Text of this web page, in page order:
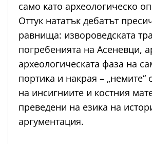
само като археологическо
Оттук нататък дебатът
равнища: извороведската
погребенията на Асеневци,
археологическата фаза на
портика и накрая – „немите“
на инсигниите и костния
преведени на езика на
аргументация.